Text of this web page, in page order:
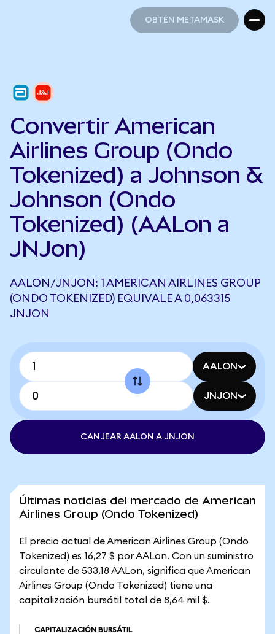
OBTÉN METAMASK
Convertir American
Airlines Group (Ondo
Tokenized) a Johnson &
Johnson (Ondo
Tokenized) (AALon a
JNJon)
AALON/JNJON: 1 AMERICAN AIRLINES GROUP
(ONDO TOKENIZED) EQUIVALE A 0,063315
JNJON
AALON
JNJON
CANJEAR AALON A JNJON
Últimas noticias del mercado de American
Airlines Group (Ondo Tokenized)
El precio actual de American Airlines Group (Ondo
Tokenized) es 16,27 $ por AALon. Con un suministro
circulante de 533,18 AALon, significa que American
Airlines Group (Ondo Tokenized) tiene una
capitalización bursátil total de 8,64 mil $.
CAPITALIZACIÓN BURSÁTIL